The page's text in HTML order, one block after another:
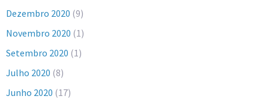
Dezembro 2020 (9)
Novembro 2020 (1)
Setembro 2020 (1)
Julho 2020 (8)
Junho 2020 (17)